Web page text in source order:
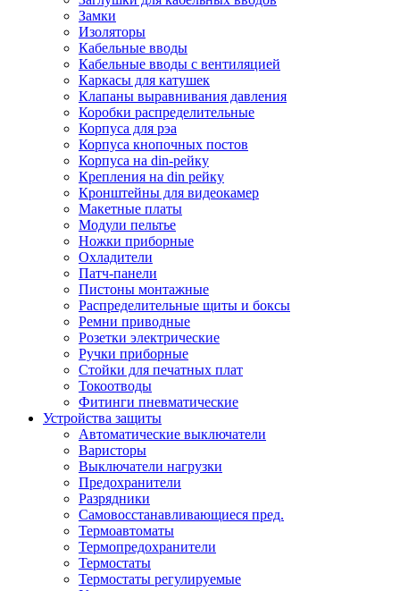
Замки
Изоляторы
Кабельные вводы
Кабельные вводы с вентиляцией
Каркасы для катушек
Клапаны выравнивания давления
Коробки распределительные
Корпуса для рэа
Корпуса кнопочных постов
Корпуса на din-рейку
Крепления на din рейку
Кронштейны для видеокамер
Макетные платы
Модули пельтье
Ножки приборные
Охладители
Патч-панели
Пистоны монтажные
Распределительные щиты и боксы
Ремни приводные
Розетки электрические
Ручки приборные
Стойки для печатных плат
Токоотводы
Фитинги пневматические
Устройства защиты
Автоматические выключатели
Варисторы
Выключатели нагрузки
Предохранители
Разрядники
Самовосстанавливающиеся пред.
Термоавтоматы
Термопредохранители
Термостаты
Термостаты регулируемые